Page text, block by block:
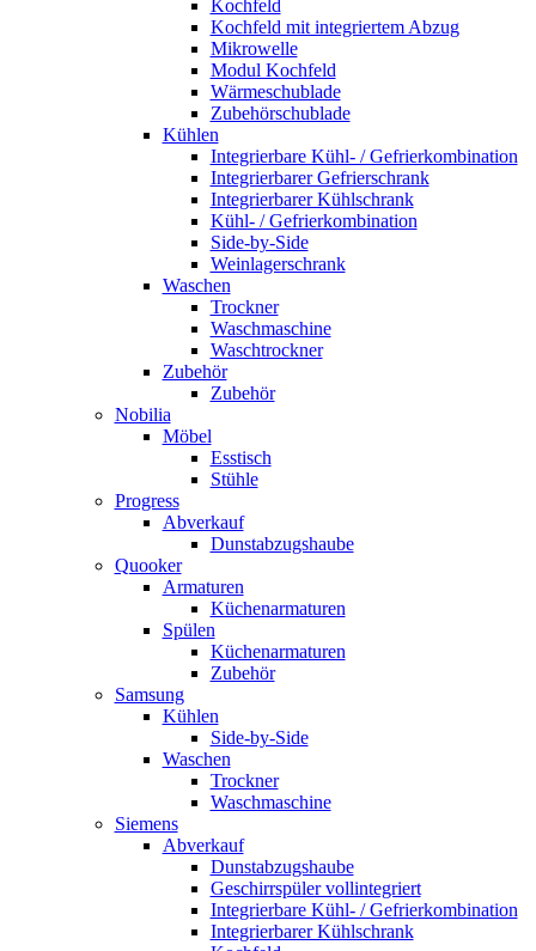
Kochfeld
Kochfeld mit integriertem Abzug
Mikrowelle
Modul Kochfeld
Wärmeschublade
Zubehörschublade
Kühlen
Integrierbare Kühl- / Gefrierkombination
Integrierbarer Gefrierschrank
Integrierbarer Kühlschrank
Kühl- / Gefrierkombination
Side-by-Side
Weinlagerschrank
Waschen
Trockner
Waschmaschine
Waschtrockner
Zubehör
Zubehör
Nobilia
Möbel
Esstisch
Stühle
Progress
Abverkauf
Dunstabzugshaube
Quooker
Armaturen
Küchenarmaturen
Spülen
Küchenarmaturen
Zubehör
Samsung
Kühlen
Side-by-Side
Waschen
Trockner
Waschmaschine
Siemens
Abverkauf
Dunstabzugshaube
Geschirrspüler vollintegriert
Integrierbare Kühl- / Gefrierkombination
Integrierbarer Kühlschrank